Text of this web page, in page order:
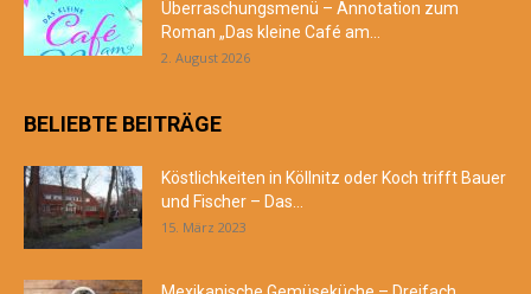
Überraschungsmenü – Annotation zum
Roman „Das kleine Café am...
2. August 2026
BELIEBTE BEITRÄGE
Köstlichkeiten in Köllnitz oder Koch trifft Bauer
und Fischer – Das...
15. März 2023